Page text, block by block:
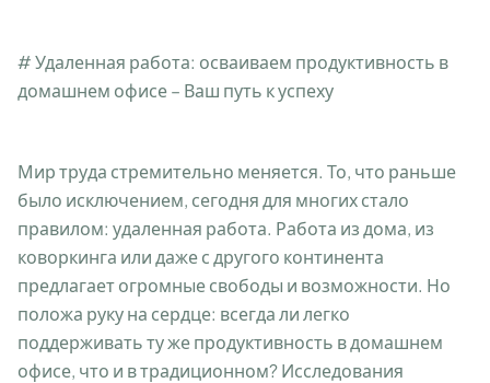
# Удаленная работа: осваиваем продуктивность в
домашнем офисе – Ваш путь к успеху
Мир труда стремительно меняется. То, что раньше
было исключением, сегодня для многих стало
правилом: удаленная работа. Работа из дома, из
коворкинга или даже с другого континента
предлагает огромные свободы и возможности. Но
положа руку на сердце: всегда ли легко
поддерживать ту же продуктивность в домашнем
офисе, что и в традиционном? Исследования